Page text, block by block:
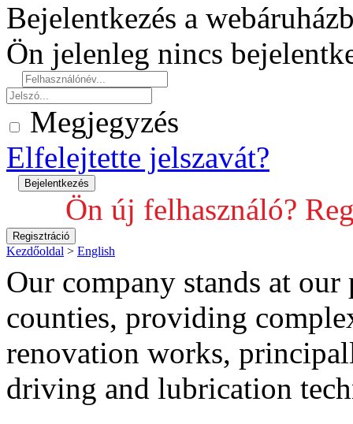
Bejelentkezés a
Ön jelenleg nincs
Megjegyzés
Elfelejtette jelszavát?
Ön új felhasználó?
Kezdőoldal > English
Our company stands at
counties, providing
renovation works,
driving and lubrication